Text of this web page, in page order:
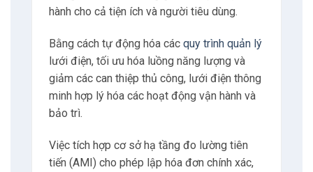
hành cho cả tiện ích và người tiêu dùng.
Bằng cách tự động hóa các quy trình quản lý
lưới điện, tối ưu hóa luồng năng lượng và
giảm các can thiệp thủ công, lưới điện thông
minh hợp lý hóa các hoạt động vận hành và
bảo trì.
Việc tích hợp cơ sở hạ tầng đo lường tiên
tiến (AMI) cho phép lập hóa đơn chính xác,